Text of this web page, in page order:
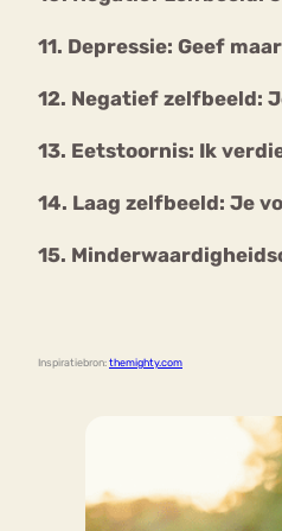
11. Depressie: Geef
12. Negatief zelfbeeld:
13. Eetstoornis: Ik
14. Laag zelfbeeld: Je
15.
Inspiratiebron: themighty.com